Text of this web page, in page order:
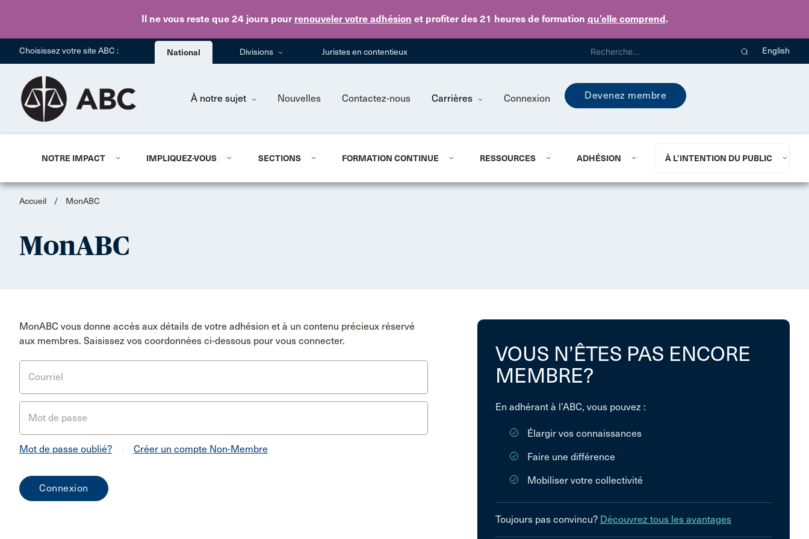
Il ne vous reste que 24 jourspour renouveler votre adhésion et profiter des 21 heures de formation qu’elle comprend.
Skip to main content
Choisissez votre site ABC : National Divisions Juristes en contentieux English
À notre sujet Nouvelles Contactez-nous Carrières Connexion Devenez membre
NOTRE IMPACT IMPLIQUEZ-VOUS SECTIONS FORMATION CONTINUE RESSOURCES ADHÉSION À L’INTENTION DU PUBLIC
Accueil / MonABC
MonABC
MonABC vous donne accès aux détails de votre adhésion et à un contenu précieux réservé
aux membres. Saisissez vos coordonnées ci-dessous pour vous connecter.
Courriel
Mot de passe
Mot de passe oublié? Créer un compte Non-Membre
VOUS N’ÊTES PAS ENCORE
MEMBRE?
En adhérant à l’ABC, vous pouvez :
Élargir vos connaissances
Faire une différence
Mobiliser votre collectivité
Toujours pas convincu? Découvrez tous les avantages